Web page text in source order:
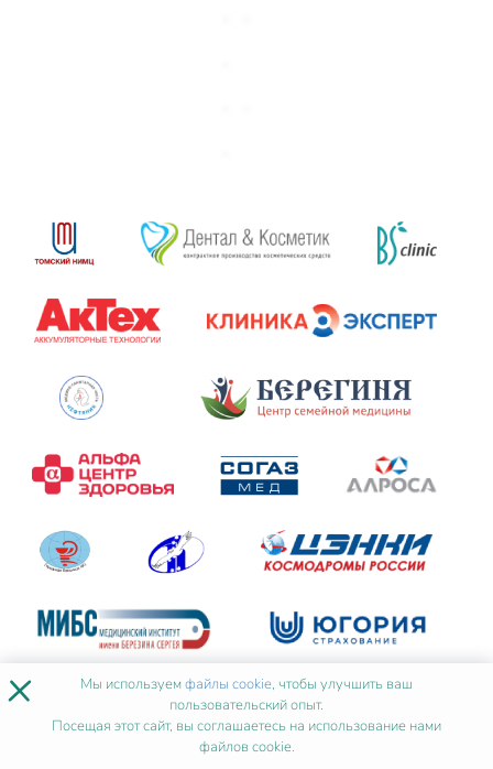
× Мы используемфайлы cookie, чтобы улучшить ваш
пользовательский опыт.
Посещая этот сайт, вы соглашаетесь на использование нами
файлов cookie.